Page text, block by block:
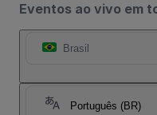
Eventos ao vivo em
Brasil
Português (BR)